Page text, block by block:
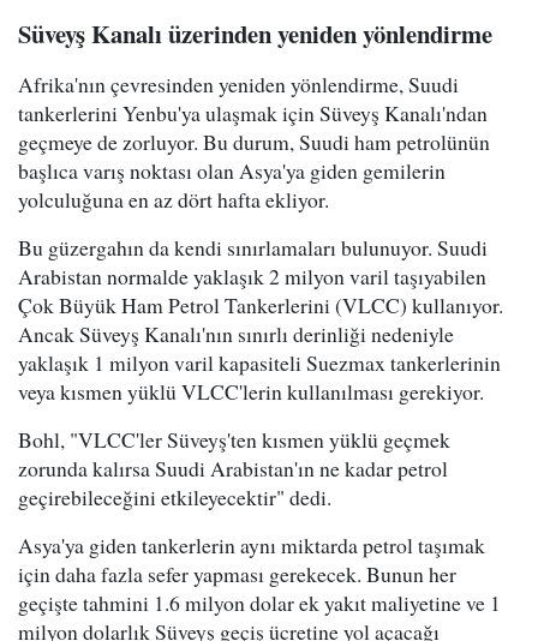
Süveyş Kanalı üzerinden yeniden yönlendirme
Afrika'nın çevresinden yeniden yönlendirme, Suudi
tankerlerini Yenbu'ya ulaşmak için Süveyş Kanalı'ndan
geçmeye de zorluyor. Bu durum, Suudi ham petrolünün
başlıca varış noktası olan Asya'ya giden gemilerin
yolculuğuna en az dört hafta ekliyor.
Bu güzergahın da kendi sınırlamaları bulunuyor. Suudi
Arabistan normalde yaklaşık 2 milyon varil taşıyabilen
Çok Büyük Ham Petrol Tankerlerini (VLCC) kullanıyor.
Ancak Süveyş Kanalı'nın sınırlı derinliği nedeniyle
yaklaşık 1 milyon varil kapasiteli Suezmax tankerlerinin
veya kısmen yüklü VLCC'lerin kullanılması gerekiyor.
Bohl, "VLCC'ler Süveyş'ten kısmen yüklü geçmek
zorunda kalırsa Suudi Arabistan'ın ne kadar petrol
geçirebileceğini etkileyecektir" dedi.
Asya'ya giden tankerlerin aynı miktarda petrol taşımak
için daha fazla sefer yapması gerekecek. Bunun her
geçişte tahmini 1.6 milyon dolar ek yakıt maliyetine ve 1
milyon dolarlık Süveyş geçiş ücretine yol açacağı